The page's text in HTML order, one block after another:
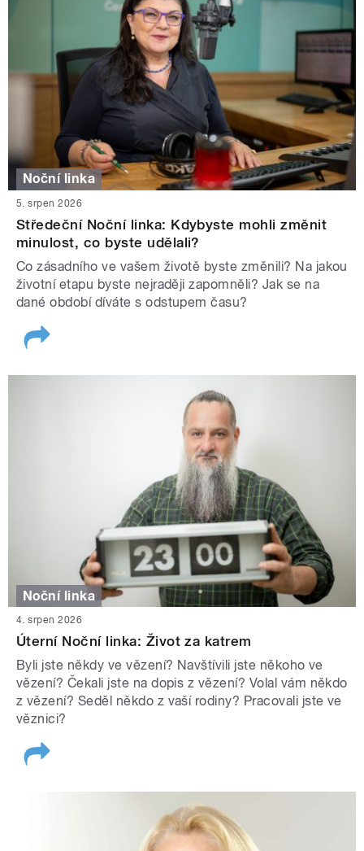
Noční linka
5. srpen 2026
Středeční Noční linka: Kdybyste mohli změnit
minulost, co byste udělali?
Co zásadního ve vašem životě byste změnili? Na jakou
životní etapu byste nejraději zapomněli? Jak se na
dané období díváte s odstupem času?
Noční linka
4. srpen 2026
Úterní Noční linka: Život za katrem
Byli jste někdy ve vězení? Navštívili jste někoho ve
vězení? Čekali jste na dopis z vězení? Volal vám někdo
z vězení? Seděl někdo z vaší rodiny? Pracovali jste ve
věznici?